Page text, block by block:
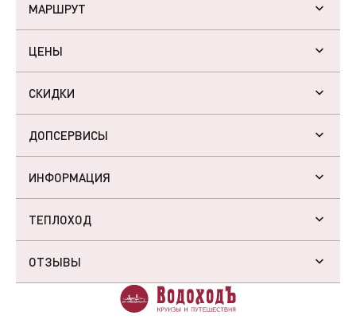
МАРШРУТ
ЦЕНЫ
СКИДКИ
ДОПСЕРВИСЫ
ИНФОРМАЦИЯ
ТЕПЛОХОД
ОТЗЫВЫ